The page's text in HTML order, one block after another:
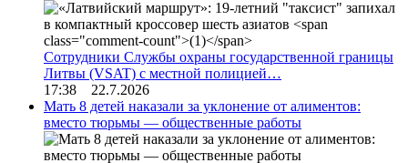
Сотрудники Службы охраны государственной границы
Литвы (VSAT) с местной полицией…
17:38 22.7.2026
Мать 8 детей наказали за уклонение от алиментов:
вместо тюрьмы — общественные работы